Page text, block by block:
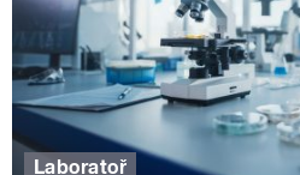
Laboratoř